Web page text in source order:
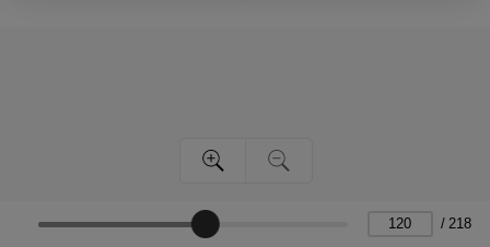
/ 218